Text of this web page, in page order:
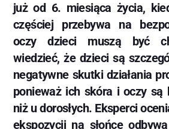
już od 6. miesiąca życia,
częściej przebywa na
oczy dzieci muszą być
wiedzieć, że dzieci są
negatywne skutki działania
ponieważ ich skóra i oczy są
niż u dorosłych. Eksperci
ekspozycji na słońce